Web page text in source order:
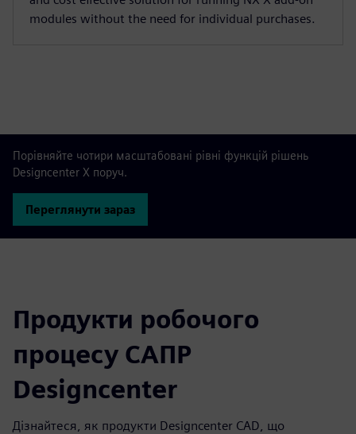
modules without the need for individual purchases.
Порівняйте чотири масштабовані рівні функцій рішень
Designcenter X поруч.
Переглянути зараз
Продукти робочого
процесу САПР
Designcenter
Дізнайтеся, як продукти Designcenter CAD, що